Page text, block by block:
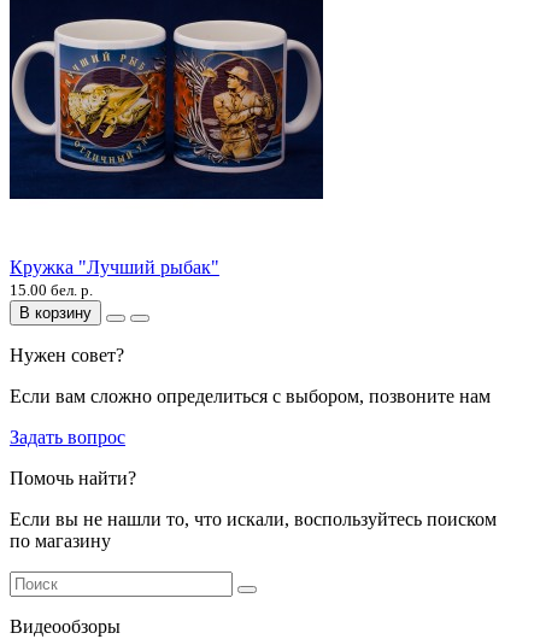
Кружка "Лучший рыбак"
15.00 бел. р.
В корзину
Нужен совет?
Если вам сложно определиться с выбором, позвоните нам
Задать вопрос
Помочь найти?
Если вы не нашли то, что искали, воспользуйтесь поиском
по магазину
Видеообзоры